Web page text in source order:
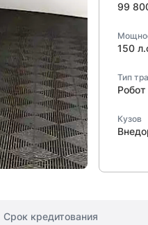
99
150
Тип
Робот
Кузов
Срок кредитования